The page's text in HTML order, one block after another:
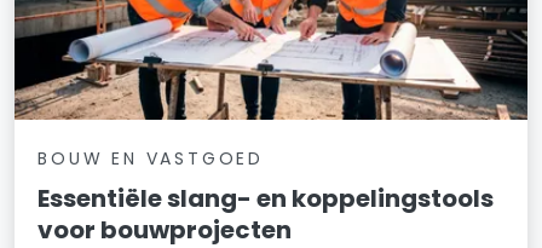
BOUW EN VASTGOED
Essentiële slang- en koppelingstools
voor bouwprojecten